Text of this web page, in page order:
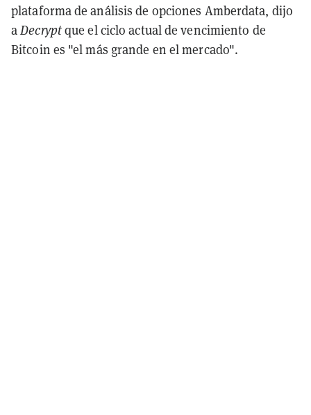
plataforma de análisis de opciones Amberdata, dijo
aDecryptque el ciclo actual de vencimiento de
Bitcoin es "el más grande en el mercado".